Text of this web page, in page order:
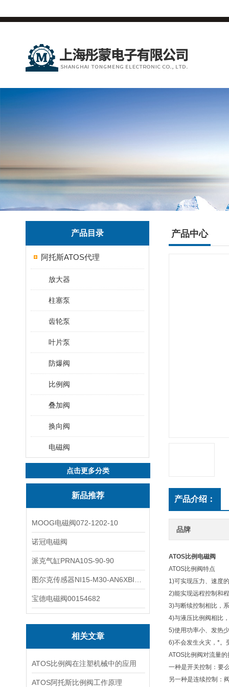
产品目录
阿托斯ATOS代理
放大器
柱塞泵
齿轮泵
叶片泵
防爆阀
比例阀
叠加阀
换向阀
电磁阀
点击更多分类
新品推荐
MOOG电磁阀072-1202-10
诺冠电磁阀
派克气缸PRNA10S-90-90
宝德电磁阀00154682
相关文章
ATOS比例阀在注塑机械中的应用
ATOS阿托斯比例阀工作原理
产品中心
产品介绍：
品牌
ATOS比例电磁阀
ATOS比例阀特点
1)可实现压力、速度
2)能实现远程控制和
3)与断续控制相比，
4)与液压比例阀相比
5)使用功率小、发热
6)不会发生火灾，*。
ATOS比例阀对流量
一种是开关控制：要
另一种是连续控制：